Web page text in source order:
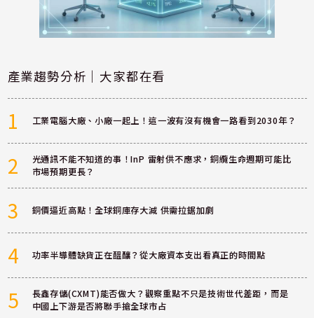
產業趨勢分析｜大家都在看
1 工業電腦大廠、小廠一起上！這一波有沒有機會一路看到2030年？
2
光通訊不能不知道的事！InP 雷射供不應求，銅纜生命週期可能比
市場預期更長？
3 銅價逼近高點！全球銅庫存大減 供需拉鋸加劇
4 功率半導體缺貨正在醞釀？從大廠資本支出看真正的時間點
5
長鑫存儲(CXMT)能否做大？觀察重點不只是技術世代差距，而是
中國上下游是否將聯手搶全球市占